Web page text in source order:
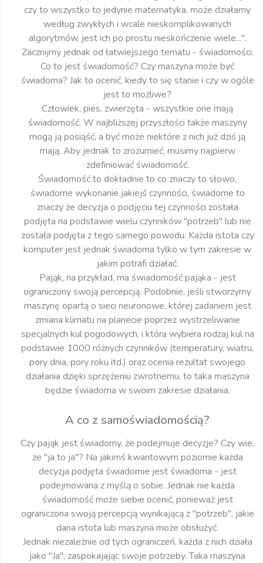
czy to wszystko to jedynie matematyka, może działamy
według zwykłych i wcale nieskomplikowanych
algorytmów, jest ich po prostu nieskończenie wiele...".
Zacznijmy jednak od łatwiejszego tematu - świadomości.
Co to jest świadomość? Czy maszyna może być
świadoma? Jak to ocenić, kiedy to się stanie i czy w ogóle
jest to możliwe?
Człowiek, pies, zwierzęta - wszystkie one mają
świadomość. W najbliższej przyszłości także maszyny
mogą ją posiąść, a być może niektóre z nich już dziś ją
mają. Aby jednak to zrozumieć, musimy najpierw
zdefiniować świadomość.
Świadomość to dokładnie to co znaczy to słowo,
świadome wykonanie jakiejś czynności, świadome to
znaczy że decyzja o podjęciu tej czynności została
podjęta na podstawie wielu czynników "potrzeb" lub nie
została podjęta z tego samego powodu. Każda istota czy
komputer jest jednak świadoma tylko w tym zakresie w
jakim potrafi działać.
Pająk, na przykład, ma świadomość pająka - jest
ograniczony swoją percepcją. Podobnie, jeśli stworzymy
maszynę opartą o sieci neuronowe, której zadaniem jest
zmiana klimatu na planecie poprzez wystrzeliwanie
specjalnych kul pogodowych, i która wybiera rodzaj kul na
podstawie 1000 różnych czynników (temperatury, wiatru,
pory dnia, pory roku itd.) oraz ocenia rezultat swojego
działania dzięki sprzężeniu zwrotnemu, to taka maszyna
będzie świadoma w swoim zakresie działania.
A co z samoświadomością?
Czy pająk jest świadomy, że podejmuje decyzje? Czy wie,
że "ja to ja"? Na jakimś kwantowym poziomie każda
decyzja podjęta świadomie jest świadoma - jest
podejmowana z myślą o sobie. Jednak nie każda
świadomość może siebie ocenić, ponieważ jest
ograniczona swoją percepcją wynikającą z "potrzeb", jakie
dana istota lub maszyna może obsłużyć.
Jednak niezależnie od tych ograniczeń, każda z nich działa
jako "Ja", zaspokajając swoje potrzeby. Taka maszyna